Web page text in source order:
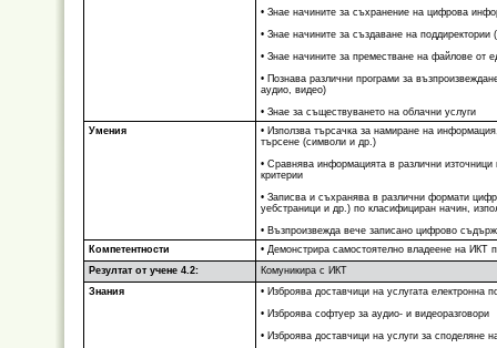
• Знае начините за съхранение на цифрова
• Знае начините за създаване на поддиректории
• Знае начините за преместване на файлове от
• Познава различни програми за
аудио, видео)
• Знае за съществуването на облачни услуги
Умения
• Използва търсачка за намиране на
търсене (символи и др.)
• Сравнява информацията в различни
критерии
• Записва и съхранява в различни формати
уебстраници и др.) по класифициран начин,
• Възпроизвежда вече записано цифрово
Компетентности
• Демонстрира самостоятелно владеене на ИКТ
Резултат от учене 4.2:
Комуникира с ИКТ
Знания
• Изброява доставчици на услугата електронна
• Изброява софтуер за аудио- и видеоразговори
• Изброява доставчици на услуги за споделяне